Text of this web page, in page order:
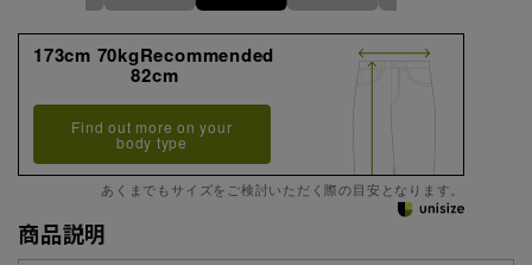
173cm 70kgRecommended
82cm
Find out more on your
body type
あくまでもサイズをご検討いただく際の目安となります。
商品説明